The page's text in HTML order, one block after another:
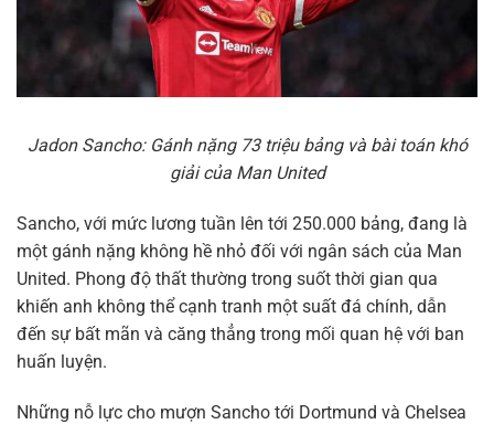
Jadon Sancho: Gánh nặng 73 triệu bảng và bài toán khó
giải của Man United
Sancho, với mức lương tuần lên tới 250.000 bảng, đang là
một gánh nặng không hề nhỏ đối với ngân sách của Man
United. Phong độ thất thường trong suốt thời gian qua
khiến anh không thể cạnh tranh một suất đá chính, dẫn
đến sự bất mãn và căng thẳng trong mối quan hệ với ban
huấn luyện.
Những nỗ lực cho mượn Sancho tới Dortmund và Chelsea